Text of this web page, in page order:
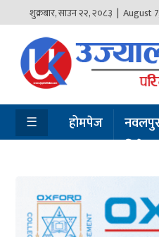
शुक्रबार,साउन२२,२०८३ | August
होमपेज
नवलपुर
विशेष
चितवन
सेरोफेरो
☰ होमपेज
विशेष